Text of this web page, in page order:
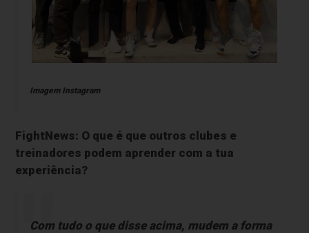
Imagem Instagram
FightNews: O que é que outros clubes e
treinadores podem aprender com a tua
experiência?
Com tudo o que disse acima, mudem a forma